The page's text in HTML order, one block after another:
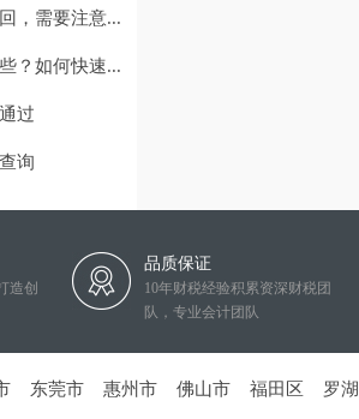
，需要注意...
？如何快速...
过
询
造创
品质保证
10年财税经验积累资深财税团
队，专业会计团队
东莞市 惠州市 佛山市 福田区 罗